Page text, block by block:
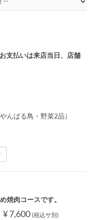
支払いは来店当日、店舗
んばる鳥・野菜2品）
焼肉コースです。
¥ 7,600 (税込サ別)